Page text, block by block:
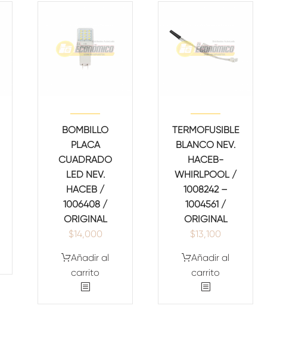
BOMBILLO
PLACA
CUADRADO
LED NEV.
HACEB /
1006408 /
ORIGINAL
$14,000
Añadir al
carrito
TERMOFUSIBLE
BLANCO NEV.
HACEB-
WHIRLPOOL /
1008242 –
1004561 /
ORIGINAL
$13,100
Añadir al
carrito